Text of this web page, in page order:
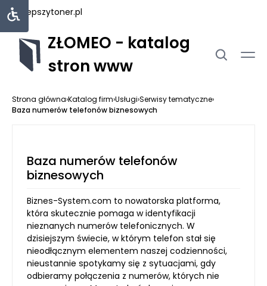
najlepszytoner.pl
ZŁOMEO - katalog
stron www
Strona główna›Katalog firm›Usługi›Serwisy tematyczne›
Baza numerów telefonów biznesowych
Baza numerów telefonów
biznesowych
Biznes-System.com to nowatorska platforma,
która skutecznie pomaga w identyfikacji
nieznanych numerów telefonicznych. W
dzisiejszym świecie, w którym telefon stał się
nieodłącznym elementem naszej codzienności,
nieustannie spotykamy się z sytuacjami, gdy
odbieramy połączenia z numerów, których nie